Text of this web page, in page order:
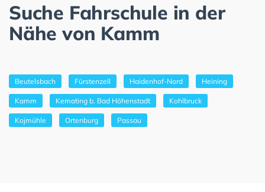
Suche Fahrschule in der
Nähe von Kamm
Beutelsbach Fürstenzell Haidenhof-Nord Heining
Kamm Kemating b. Bad Höhenstadt Kohlbruck
Kojmühle Ortenburg Passau